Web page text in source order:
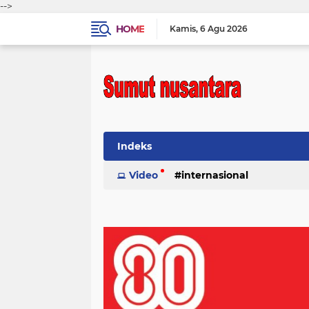
-->
HOME
Kamis 6 Agu 2026
Indeks
Video internasional